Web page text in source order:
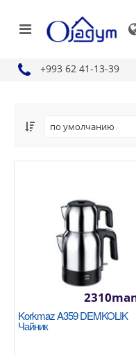
+993 62 41-13-39
Korkmaz A359
Korkmaz A359 DEMKOLIK
Чайник